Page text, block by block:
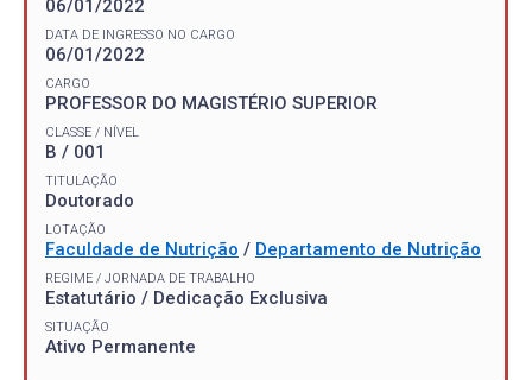
06/01/2022
DATA DE INGRESSO NO CARGO
06/01/2022
CARGO
PROFESSOR DO MAGISTÉRIO SUPERIOR
CLASSE / NÍVEL
B / 001
TITULAÇÃO
Doutorado
LOTAÇÃO
Faculdade de Nutrição / Departamento de Nutrição
REGIME / JORNADA DE TRABALHO
Estatutário / Dedicação Exclusiva
SITUAÇÃO
Ativo Permanente